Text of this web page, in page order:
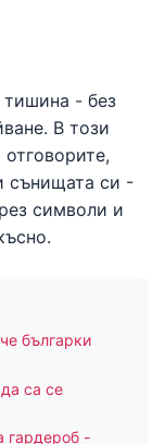
тишина - без
В този
сънищата си -
символи и
българки
са се
гардероб -